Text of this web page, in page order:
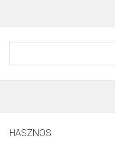
HASZNOS